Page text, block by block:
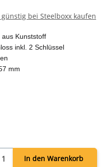
bei Steelboxx kaufen
Kunststoff
inkl. 2 Schlüssel
mm
Rollladen weiß
In den Warenkorb